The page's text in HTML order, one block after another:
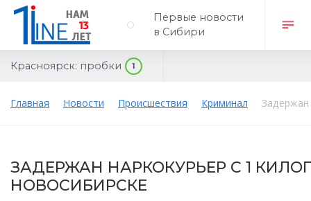
Первые новости
в Сибири
Красноярск: пробки 1
Главная Новости Происшествия Криминал Задержан
ЗАДЕРЖАН НАРКОКУРЬЕР С 1
НОВОСИБИРСКЕ